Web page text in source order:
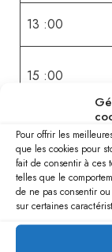
Pour offrir les
que les cookies pour
fait de consentir à ces
telles que le
de ne pas consentir
sur certaines
13 :00
15 :00
17 :00
20 :00
22 :00